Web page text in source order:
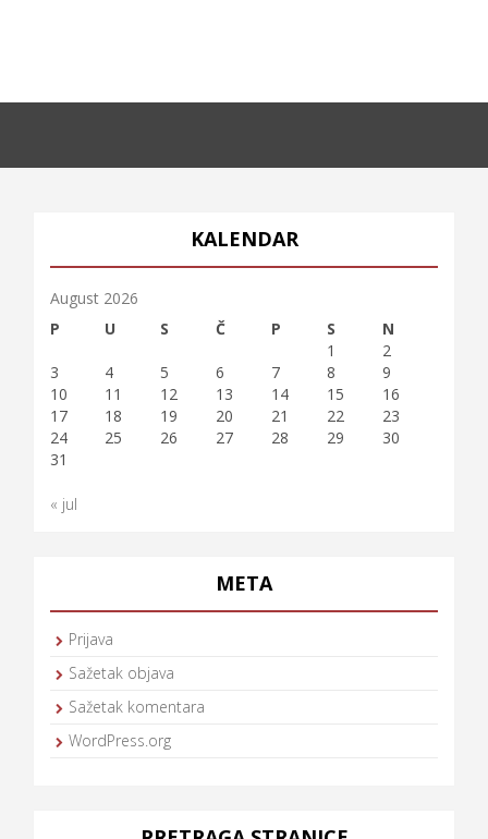
KALENDAR
August 2026
P
U S Č P S
N
1
2
3
4 5 6 7 8
9
10
11 12 13 14 15
16
17
18 19 20 21 22
23
24
25 26 27 28 29
30
31
« jul
META
Prijava
Sažetak objava
Sažetak komentara
WordPress.org